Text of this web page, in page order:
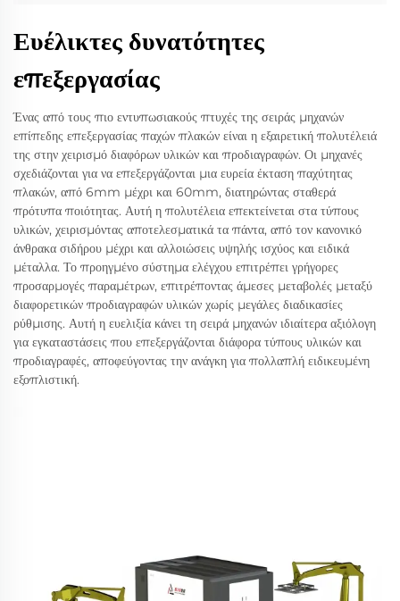
Ευέλικτες δυνατότητες
επεξεργασίας
Ένας από τους πιο εντυπωσιακούς πτυχές της σειράς μηχανών
επίπεδης επεξεργασίας παχών πλακών είναι η εξαιρετική πολυτέλειά
της στην χειρισμό διαφόρων υλικών και προδιαγραφών. Οι μηχανές
σχεδιάζονται για να επεξεργάζονται μια ευρεία έκταση παχύτητας
πλακών, από 6mm μέχρι και 60mm, διατηρώντας σταθερά
πρότυπα ποιότητας. Αυτή η πολυτέλεια επεκτείνεται στα τύπους
υλικών, χειρισμόντας αποτελεσματικά τα πάντα, από τον κανονικό
άνθρακα σιδήρου μέχρι και αλλοιώσεις υψηλής ισχύος και ειδικά
μέταλλα. Το προηγμένο σύστημα ελέγχου επιτρέπει γρήγορες
προσαρμογές παραμέτρων, επιτρέποντας άμεσες μεταβολές μεταξύ
διαφορετικών προδιαγραφών υλικών χωρίς μεγάλες διαδικασίες
ρύθμισης. Αυτή η ευελιξία κάνει τη σειρά μηχανών ιδιαίτερα αξιόλογη
για εγκαταστάσεις που επεξεργάζονται διάφορα τύπους υλικών και
προδιαγραφές, αποφεύγοντας την ανάγκη για πολλαπλή ειδικευμένη
εξοπλιστική.